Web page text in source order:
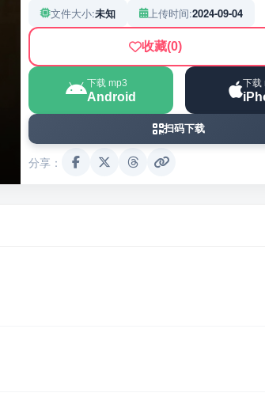
文件大小:未知 上传时间:2024-09-04
收藏(0)
下载 mp3
Android
下载
扫码下载
分享：